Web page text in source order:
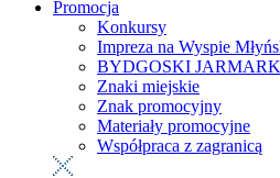
Promocja
Konkursy
Impreza na Wyspie
BYDGOSKI
Znaki miejskie
Znak promocyjny
Materiały promocyjne
Współpraca z zagranicą